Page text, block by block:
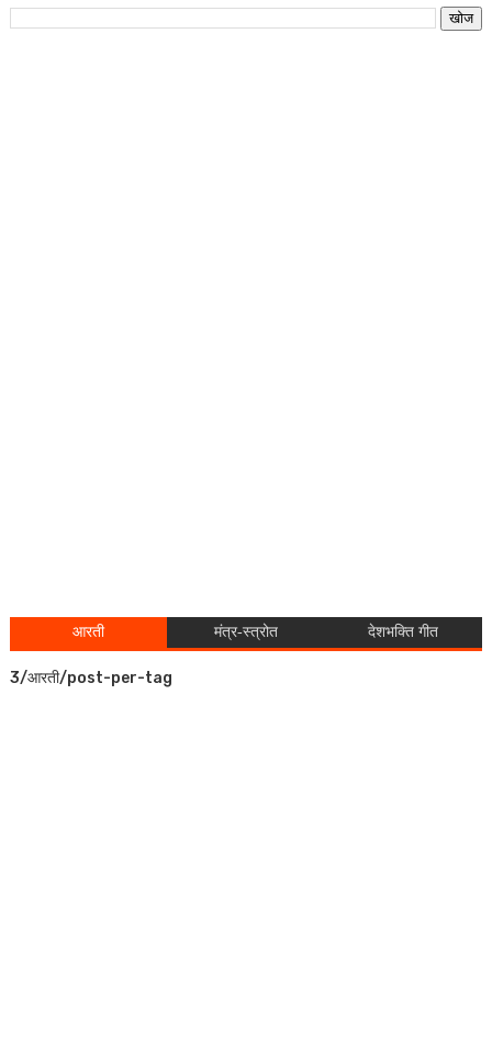
आरती मंत्र-स्त्रोत देशभक्ति गीत
3/आरती/post-per-tag